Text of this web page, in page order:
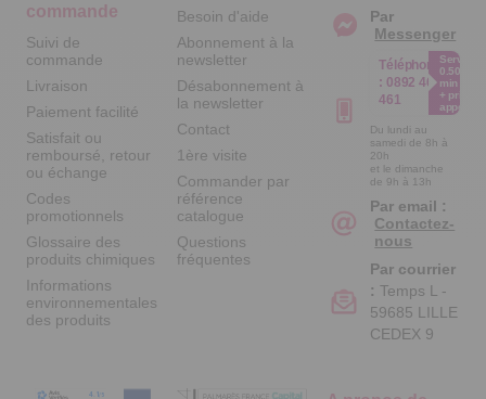
commande
Suivi de
commande
Livraison
Paiement facilité
Satisfait ou
remboursé, retour
ou échange
Codes
promotionnels
Glossaire des
produits chimiques
Informations
environnementales
des produits
Besoin d'aide
Abonnement à la
newsletter
Désabonnement à
la newsletter
Contact
1ère visite
Commander par
référence
catalogue
Questions
fréquentes
Par
Messenger
Téléphone
: 0892 461
461
Service
0.50€ /
min
+ prix
appel
Du lundi au
samedi de 8h à
20h
et le dimanche
de 9h à 13h
Par email :
Contactez-
nous
Par courrier
: Temps L -
59685 LILLE
CEDEX 9